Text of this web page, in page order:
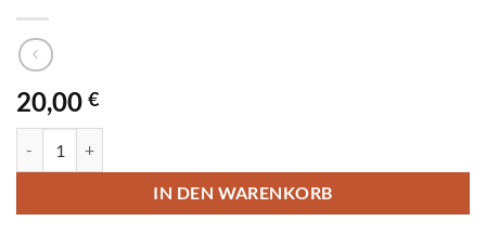
20,00 €
IN DEN WARENKORB